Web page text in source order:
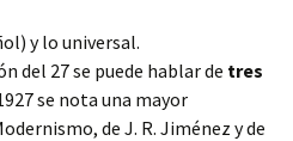
y lo universal.
del 27 se puede hablar de tres
se nota una mayor
de J. R. Jiménez y de